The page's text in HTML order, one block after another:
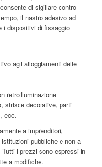
di sigillare contro
il nastro adesivo ad
i dispositivi di fissaggio
agli alloggiamenti delle
retroilluminazione
strisce decorative, parti
ecc.
a imprenditori,
pubbliche e non a
i prezzi sono espressi in
a modifiche.